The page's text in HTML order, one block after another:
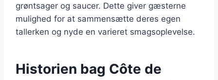
grøntsager og saucer. Dette giver gæsterne
mulighed for at sammensætte deres egen
tallerken og nyde en varieret smagsoplevelse.
Historien bag Côte de